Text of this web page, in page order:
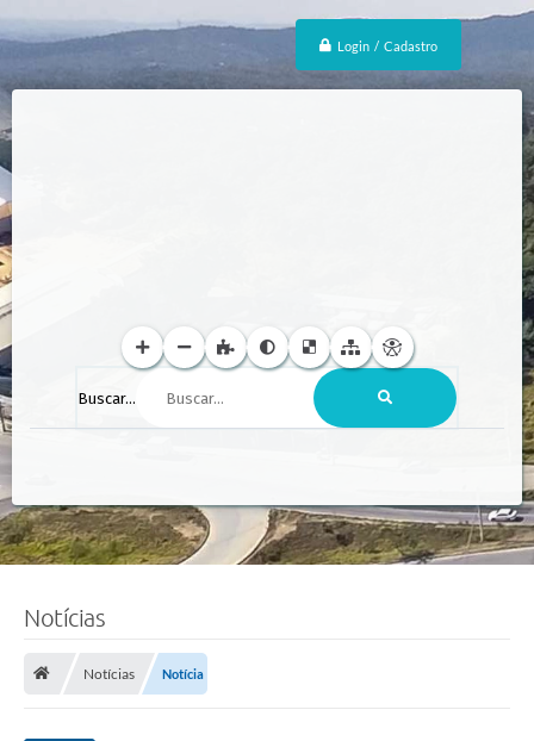
Login / Cadastro
Buscar...
Notícias
Notícias Notícia